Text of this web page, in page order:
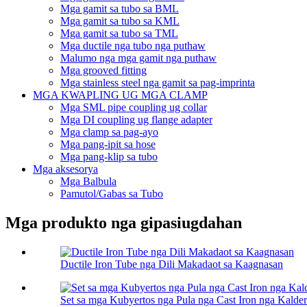
Mga gamit sa tubo sa BML
Mga gamit sa tubo sa KML
Mga gamit sa tubo sa TML
Mga ductile nga tubo nga puthaw
Malumo nga mga gamit nga puthaw
Mga grooved fitting
Mga stainless steel nga gamit sa pag-imprinta
MGA KWAPLING UG MGA CLAMP
Mga SML pipe coupling ug collar
Mga DI coupling ug flange adapter
Mga clamp sa pag-ayo
Mga pang-ipit sa hose
Mga pang-klip sa tubo
Mga aksesorya
Mga Balbula
Pamutol/Gabas sa Tubo
Mga produkto nga gipasiugdahan
Ductile Iron Tube nga Dili Makadaot sa Kaagnasan
Set sa mga Kubyertos nga Pula nga Cast Iron nga